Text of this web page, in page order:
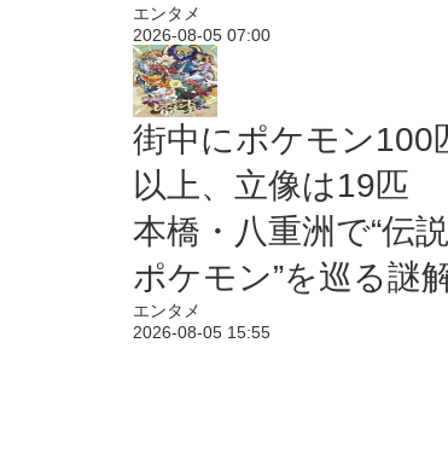
エンタメ
2026-08-05 07:00
街中にポケモン100
以上、立像は19匹
本橋・八重洲で“伝
ポケモン”を巡る謎
エンタメ
2026-08-05 15:55